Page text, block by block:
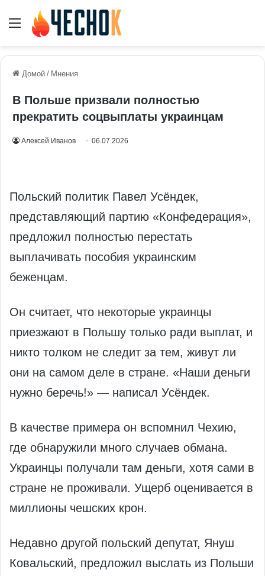
Меню
Домой / Мнения
В Польше призвали полностью
прекратить соцвыплаты украинцам
Алексей Иванов 06.07.2026
Польский политик Павел Усёндек,
представляющий партию «Конфедерация»,
предложил полностью перестать
выплачивать пособия украинским
беженцам.
Он считает, что некоторые украинцы
приезжают в Польшу только ради выплат, и
никто толком не следит за тем, живут ли
они на самом деле в стране. «Наши деньги
нужно беречь!» — написал Усёндек.
В качестве примера он вспомнил Чехию,
где обнаружили много случаев обмана.
Украинцы получали там деньги, хотя сами в
стране не проживали. Ущерб оценивается в
миллионы чешских крон.
Недавно другой польский депутат, Януш
Ковальский, предложил выслать из Польши